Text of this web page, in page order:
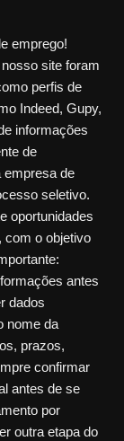
emprego!
site foram
perfis de
Indeed, Gupy,
informações
de
empresa de
seletivo.
oportunidades
com o objetivo
antes
dados
nome da
prazos,
confirmar
antes de se
por
outra etapa do